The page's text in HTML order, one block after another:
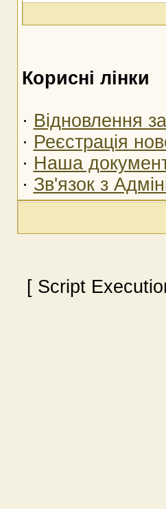
Корисні лінки
· Відновлення
· Реєстрація
· Наша
· Зв'язок з
[ Script